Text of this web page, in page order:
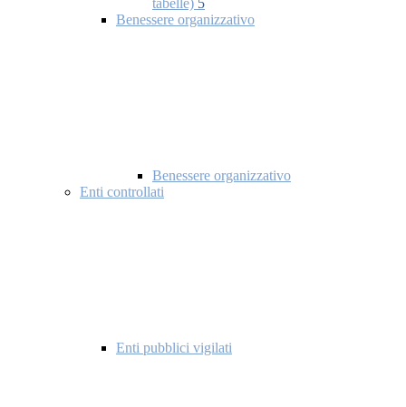
tabelle) 5
Benessere organizzativo
Benessere organizzativo
Enti controllati
Enti pubblici vigilati